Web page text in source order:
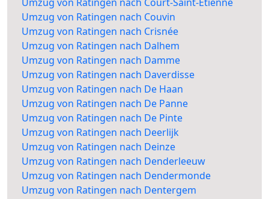
Umzug von Ratingen nach Couvin
Umzug von Ratingen nach Crisnée
Umzug von Ratingen nach Dalhem
Umzug von Ratingen nach Damme
Umzug von Ratingen nach Daverdisse
Umzug von Ratingen nach De Haan
Umzug von Ratingen nach De Panne
Umzug von Ratingen nach De Pinte
Umzug von Ratingen nach Deerlijk
Umzug von Ratingen nach Deinze
Umzug von Ratingen nach Denderleeuw
Umzug von Ratingen nach Dendermonde
Umzug von Ratingen nach Dentergem